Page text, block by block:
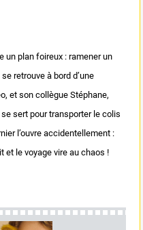
un plan foireux : ramener un
retrouve à bord d’une
et son collègue Stéphane,
sert pour transporter le colis
l’ouvre accidentellement :
et le voyage vire au chaos !